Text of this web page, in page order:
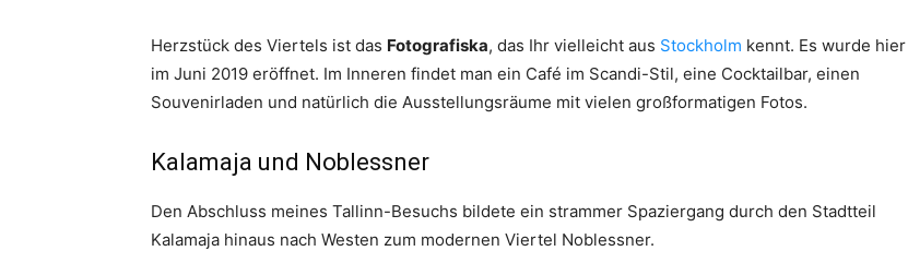
Herzstück des Viertels ist das Fotografiska, das Ihr vielleicht aus Stockholm kennt. Es wurde hier
im Juni 2019 eröffnet. Im Inneren findet man ein Café im Scandi-Stil, eine Cocktailbar, einen
Souvenirladen und natürlich die Ausstellungsräume mit vielen großformatigen Fotos.
Kalamaja und Noblessner
Den Abschluss meines Tallinn-Besuchs bildete ein strammer Spaziergang durch den Stadtteil
Kalamaja hinaus nach Westen zum modernen Viertel Noblessner.